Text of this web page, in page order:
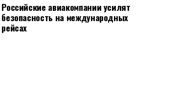
Российские авиакомпании усилят
безопасность на международных
рейсах